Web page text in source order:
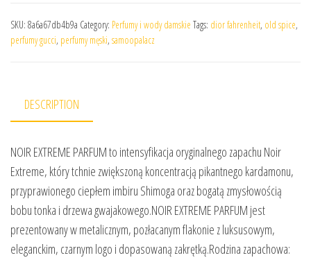
SKU: 8a6a67db4b9a Category: Perfumy i wody damskie Tags: dior fahrenheit, old spice,
perfumy gucci, perfumy męski, samoopalacz
DESCRIPTION
NOIR EXTREME PARFUM to intensyfikacja oryginalnego zapachu Noir
Extreme, który tchnie zwiększoną koncentracją pikantnego kardamonu,
przyprawionego ciepłem imbiru Shimoga oraz bogatą zmysłowością
bobu tonka i drzewa gwajakowego.NOIR EXTREME PARFUM jest
prezentowany w metalicznym, pozłacanym flakonie z luksusowym,
eleganckim, czarnym logo i dopasowaną zakrętką.Rodzina zapachowa: